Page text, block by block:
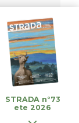
STRADA n°73
ete 2026